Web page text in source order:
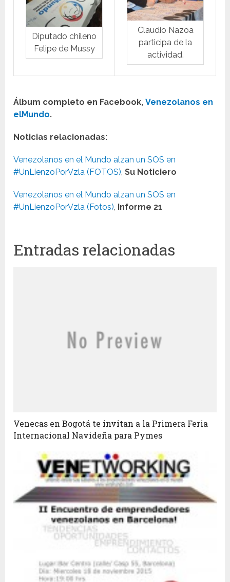
Diputado chileno
Felipe de Mussy
Claudio Nazoa
participa de la
actividad.
Álbum completo en Facebook,Venezolanos en
elMundo.
Noticias relacionadas:
Venezolanos en el Mundo alzan un SOS en
#UnLienzoPorVzla (FOTOS),Su Noticiero
Venezolanos en el Mundo alzan un SOS en
#UnLienzoPorVzla (Fotos), Informe 21
Entradas relacionadas
Venecas en Bogotá te invitan a la Primera Feria
Internacional Navideña para Pymes